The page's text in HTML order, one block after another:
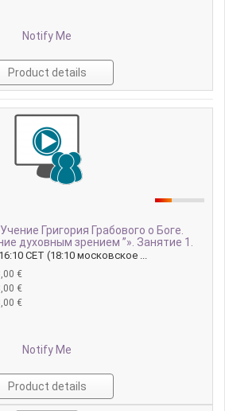
Notify Me
Product details
Григория Грабового о Боге.
духовным зрением ”». Занятие 1.
CET (18:10 московское ...
€
€
€
Notify Me
Product details